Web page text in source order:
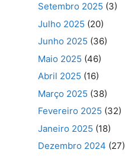
Setembro 2025 (3)
Julho 2025 (20)
Junho 2025 (36)
Maio 2025 (46)
Abril 2025 (16)
Março 2025 (38)
Fevereiro 2025 (32)
Janeiro 2025 (18)
Dezembro 2024 (27)